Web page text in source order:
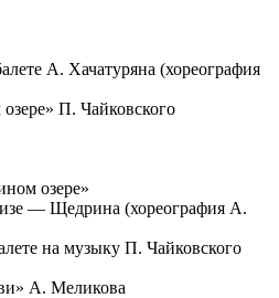
А. Хачатуряна (хореография
П. Чайковского
озере»
— Щедрина (хореография А.
на музыку П. Чайковского
А. Меликова